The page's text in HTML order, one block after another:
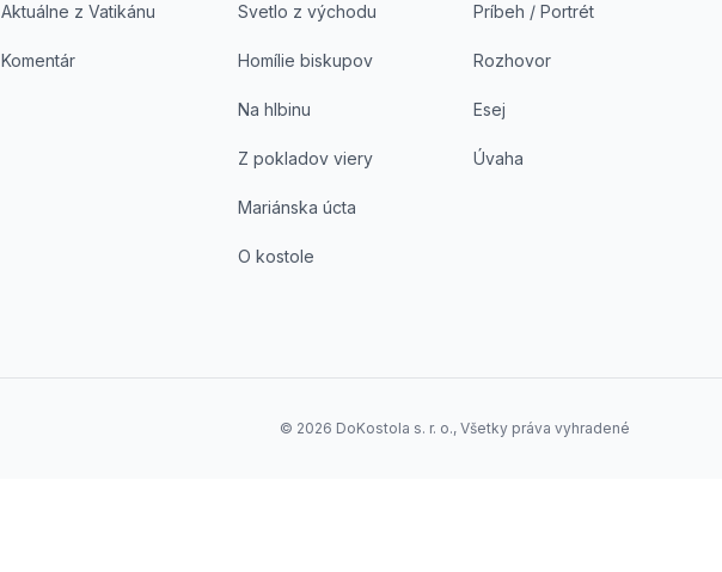
Aktuálne z Vatikánu
Komentár
Svetlo z východu
Homílie biskupov
Na hlbinu
Z pokladov viery
Mariánska úcta
O kostole
Príbeh / Portrét
Rozhovor
Esej
Úvaha
© 2026 DoKostola s. r. o., Všetky práva vyhradené